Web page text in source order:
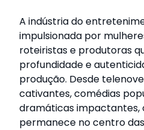
A indústria do
impulsionada por
roteiristas e produtoras
profundidade e
produção. Desde
cativantes, comédias
dramáticas impactantes,
permanece no centro